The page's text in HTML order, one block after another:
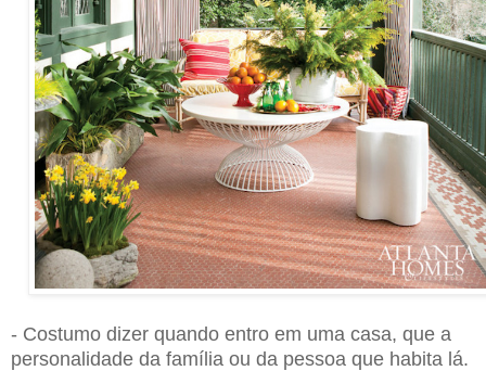
- Costumo dizer quando entro em uma casa, que a
personalidade da família ou da pessoa que habita lá.